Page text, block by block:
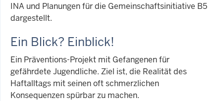
INA und Planungen für die Gemeinschaftsinitiative B5
dargestellt.
Ein Blick? Einblick!
Ein Präventions-Projekt mit Gefangenen für
gefährdete Jugendliche. Ziel ist, die Realität des
Haftalltags mit seinen oft schmerzlichen
Konsequenzen spürbar zu machen.